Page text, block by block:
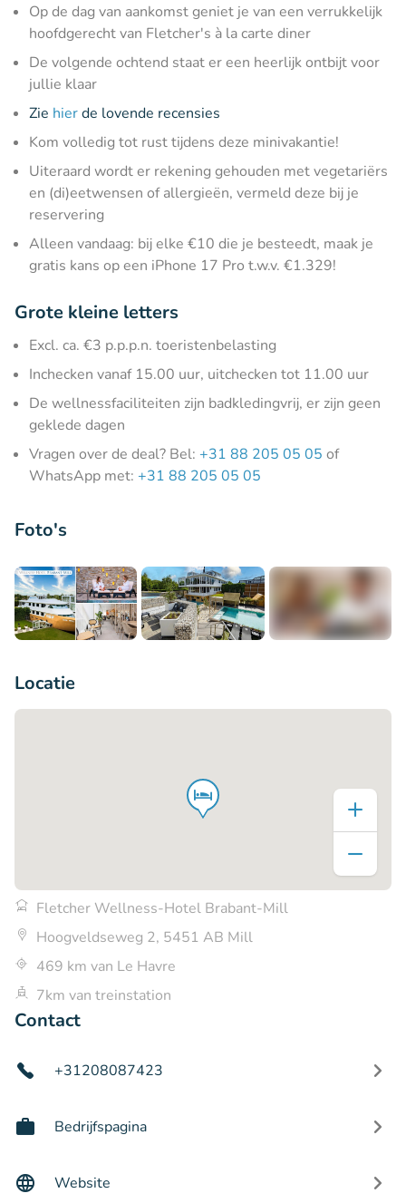
Op de dag van aankomst geniet je van een verrukkelijk
hoofdgerecht van Fletcher's à la carte diner
De volgende ochtend staat er een heerlijk ontbijt voor
jullie klaar
Zie hierde lovende recensies
Kom volledig tot rust tijdens deze minivakantie!
Uiteraard wordt er rekening gehouden met vegetariërs
en (di)eetwensen of allergieën, vermeld deze bij je
reservering
Alleen vandaag: bij elke €10 die je besteedt, maak je
gratis kans op een iPhone 17 Pro t.w.v. €1.329!
Grote kleine letters
Excl. ca. €3 p.p.p.n. toeristenbelasting
Inchecken vanaf 15.00 uur, uitchecken tot 11.00 uur
De wellnessfaciliteiten zijn badkledingvrij, er zijn geen
geklede dagen
Vragen over de deal? Bel: +31 88 205 05 05 of
WhatsApp met: +31 88 205 05 05
Foto's
Locatie
Fletcher Wellness-Hotel Brabant-Mill
Hoogveldseweg 2, 5451 AB Mill
469 km van Le Havre
7km van treinstation
Contact
+31208087423
Bedrijfspagina
Website